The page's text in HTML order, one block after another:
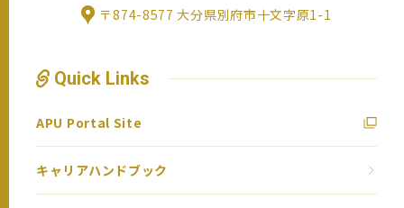
〒874-8577 大分県別府市十文字原1-1
Quick Links
APU Portal Site
キャリアハンドブック